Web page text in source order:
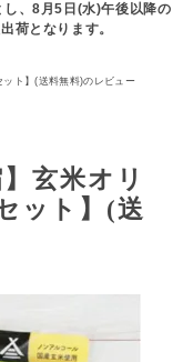
、8月5日(水)午後以降の
荷となります。
ット】(送料無料)のレビュー
玄米オリ
ット】(送